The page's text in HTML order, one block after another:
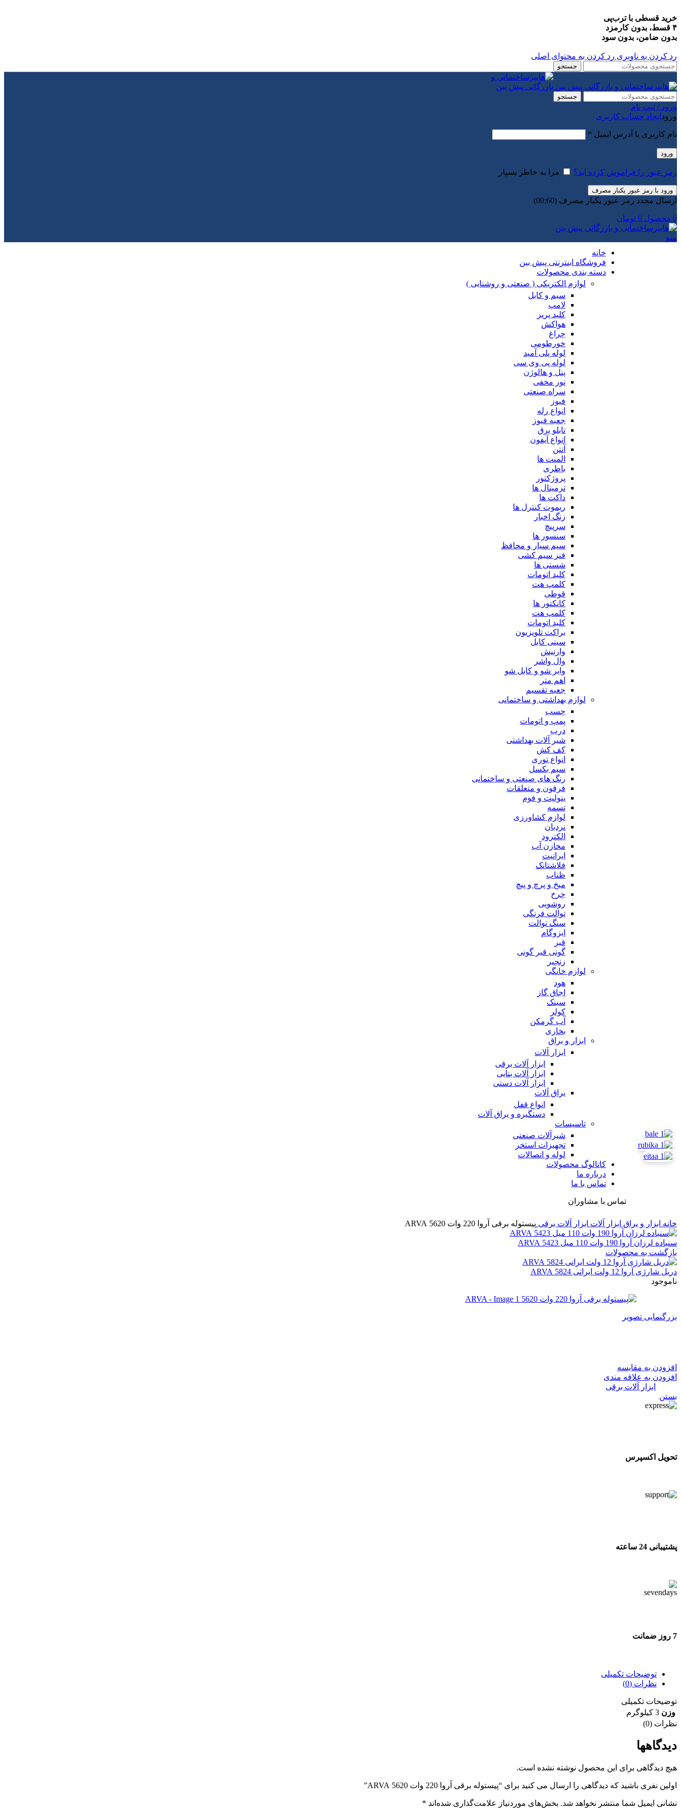
خرید قسطی با ترب‌پی
۴ قسط، بدون کارمزد
بدون ضامن، بدون سود
رد کردن به ناوبری رد کردن به محتوای اصلی
جستجو
جستجو
ورود / ثبت نام
ورود ایجاد حساب کاربری
نام کاربری یا آدرس ایمیل *
ورود
رمز عبور را فراموش کرده اید؟ مرا به خاطر بسپار
ورود با رمز عبور یکبار مصرف
ارسال مجدد رمز عبور یکبار مصرف (00:
60
)
0 محصول 0 تومان
منو
خانه
فروشگاه اینترنتی پیش بین
دسته بندی محصولات
لوازم الکتریکی ( صنعتی و روشنایی )
سیم و کابل
لامپ
کلید پریز
هواکش
چراغ
خورطومی
لوله پلی آمید
لوله پی وی سی
پنل و هالوژن
نور مخفی
سراه صنعتی
فیوز
انواع رله
جعبه فیوز
تابلو برق
انواع آیفون
آنتن
المنت ها
باطری
پروژکتور
ترمینال ها
داکت ها
ریموت کنترل ها
زنگ اخبار
سرپیچ
سنسور ها
سیم سیار و محافظ
فنر سیم کشی
شستی ها
کلید اتومات
کلمپ هت
قوطی
کانکتور ها
کلمپ هت
کلید اتومات
براکت تلویزیون
سینی کابل
وارنیش
وال واشر
وایر شو و کابل شو
اهم متر
جعبه تقسیم
لوازم بهداشتی و ساختمانی
چسب
پمپ و اتومات
درب
شیر آلات بهداشتی
کف کش
انواع توری
سیم بکسل
رنگ های صنعتی و ساختمانی
فرقون و متعلقات
ینولیت و فوم
تسمه
لوازم کشاورزی
نردبان
الکترود
مخازن آب
ایرانیت
فلاشتانک
طناب
میخ و پرچ و پیچ
چرخ
روشویی
توالت فرنگی
سنگ توالت
ایزوگام
قیر
گونی قیر گونی
زنجیر
لوازم خانگی
هود
اجاق گاز
سینک
کولر
آب گرمکن
بخاری
ابزار و یراق
ابزار آلات
ابزار آلات برقی
ابزار آلات بنایی
ابزار آلات دستی
یراق آلات
انواع قفل
دستگیره و یراق آلات
تاسیسات
شیرآلات صنعتی
تجهیزات استخر
لوله و اتصالات
کاتالوگ محصولات
درباره ما
تماس با ما
تماس با مشاوران
خانه ابزار و یراق ابزار آلات ابزار آلات برقی پیستوله برقی آروا 220 وات 5620 ARVA
سنباده لرزان آروا 190 وات 110 میل 5423 ARVA
بازگشت به محصولات
دریل شارژی آروا 12 ولت ایرانی 5824 ARVA
ناموجود
بزرگنمایی تصویر
افزودن به مقایسه
افزودن به علاقه مندی
ابزار آلات برقی
بستن
تحویل اکسپرس
پشتیبانی 24 ساعته
7 روز ضمانت
توضیحات تکمیلی
نظرات (0)
توضیحات تکمیلی
وزن 3 کیلوگرم
نظرات (0)
دیدگاهها
هیچ دیدگاهی برای این محصول نوشته نشده است.
اولین نفری باشید که دیدگاهی را ارسال می کنید برای “پیستوله برقی آروا 220 وات 5620 ARVA”
نشانی ایمیل شما منتشر نخواهد شد. بخش‌های موردنیاز علامت‌گذاری شده‌اند *